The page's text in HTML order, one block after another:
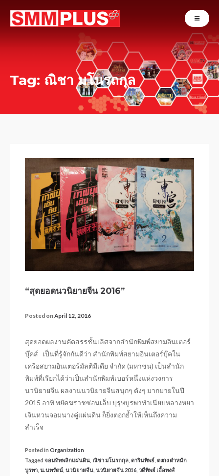
Tag: ณิชา มโนรถกุล
“สุดยอดนวนิยายจีน 2016”
Posted onApril 12, 2016
สุดยอดผลงานคัดสรรชั้นเลิศจากสำนักพิมพ์สยามอินเตอร์
บุ๊คส์ เป็นที่รู้จักกันดีว่า สำนักพิมพ์สยามอินเตอร์บุ๊คใน
เครือสยามอินเตอร์มัลติมีเดีย จำกัด (มหาชน) เป็นสำนัก
พิมพ์ที่เรียกได้ว่าเป็นสำนักพิมพ์เบอร์หนึ่งแห่งวงการ
นวนิยายจีน ผลงานนวนิยายจีนสนุกๆ ดังๆ มากมายในปี
2015 อาทิ พยัคฆราชซ่อนเล็บ บุรุษบูรพาทำเนียบหลางหยา
เจินหวนจอมนางคู่แผ่นดิน ก็ยิ่งตอกย้ำให้เห็นถึงความ
สำเร็จ
Posted in Organization
Tagged จอมทัพพลิกแผ่นดิน ณิชา มโนรถกุล ดารินทิพย์ ตงกง ตำหนัก
บูรพา น.นพรัตน์ นวนิยายจีน นวนิยายจีน 2016 วดีทิพย์ เอื้อพงศ์